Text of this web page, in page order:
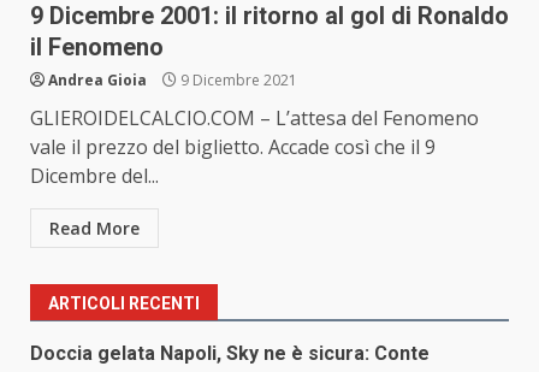
9 Dicembre 2001: il ritorno al gol di Ronaldo
il Fenomeno
Andrea Gioia 9 Dicembre 2021
GLIEROIDELCALCIO.COM – L’attesa del Fenomeno
vale il prezzo del biglietto. Accade così che il 9
Dicembre del...
Read More
ARTICOLI RECENTI
Doccia gelata Napoli, Sky ne è sicura: Conte